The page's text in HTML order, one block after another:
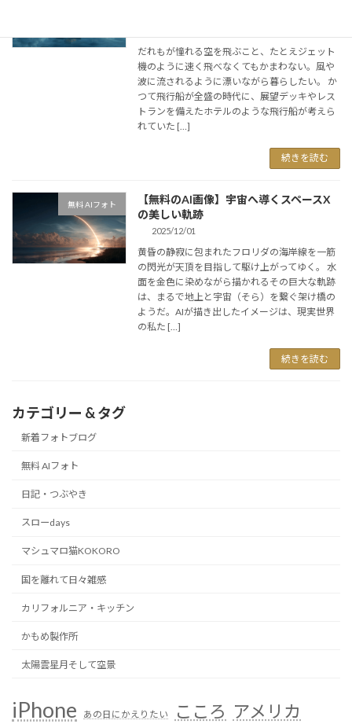
だれもが憧れる空を飛ぶこと、たとえジェット
機のように速く飛べなくてもかまわない。風や
波に流されるように漂いながら暮らしたい。 か
つて飛行船が全盛の時代に、展望デッキやレス
トランを備えたホテルのような飛行船が考えら
れていた […]
続きを読む
無料 AIフォト
【無料のAI画像】宇宙へ導くスペースX
の美しい軌跡
2025/12/01
黄昏の静寂に包まれたフロリダの海岸線を一筋
の閃光が天頂を目指して駆け上がってゆく。 水
面を金色に染めながら描かれるその巨大な軌跡
は、まるで地上と宇宙（そら）を繋ぐ架け橋の
ようだ。AIが描き出したイメージは、現実世界
の私た […]
続きを読む
カテゴリー & タグ
新着フォトブログ
無料 AIフォト
日記・つぶやき
スローdays
マシュマロ猫KOKORO
国を離れて日々雑感
カリフォルニア・キッチン
かもめ製作所
太陽雲星月そして空景
iPhone あの日にかえりたい こころ アメリカ